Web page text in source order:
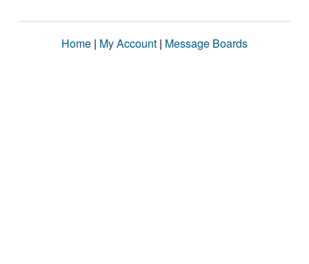
Home | My Account | Message Boards